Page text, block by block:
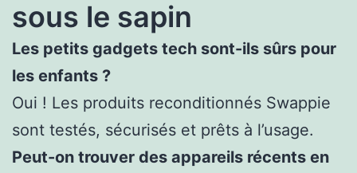
sous le sapin
Les petits gadgets tech sont-ils sûrs pour
les enfants ?
Oui ! Les produits reconditionnés Swappie
sont testés, sécurisés et prêts à l’usage.
Peut-on trouver des appareils récents en